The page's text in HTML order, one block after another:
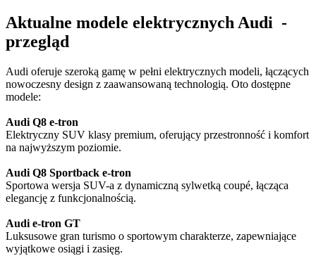
Aktualne modele elektrycznych Audi -
przegląd
​Audi oferuje szeroką gamę w pełni elektrycznych modeli, łączących
nowoczesny design z zaawansowaną technologią. Oto dostępne
modele:​
Audi Q8 e-tron
Elektryczny SUV klasy premium, oferujący przestronność i komfort
na najwyższym poziomie.
Audi Q8 Sportback e-tron
Sportowa wersja SUV-a z dynamiczną sylwetką coupé, łącząca
elegancję z funkcjonalnością.
Audi e-tron GT
Luksusowe gran turismo o sportowym charakterze, zapewniające
wyjątkowe osiągi i zasięg.